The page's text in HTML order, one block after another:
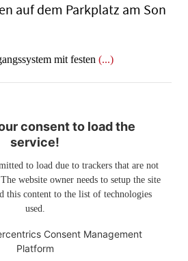
auf dem Parkplatz am Son
mit festen (...)
consent to load the
service!
to load due to trackers that are not
website owner needs to setup the site
this content to the list of technologies
used.
Consent Management
Platform